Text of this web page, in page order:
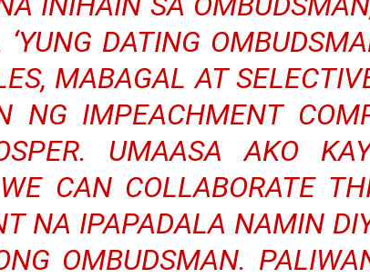
DATING
MABAGAL AT
NG IMPEACHMENT
UMAASA AKO
CAN COLLABORATE
NA IPAPADALA NAMIN
OMBUDSMAN.